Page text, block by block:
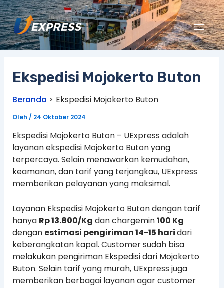
Lewati
ke
konten
Ekspedisi Mojokerto Buton
Beranda Ekspedisi Mojokerto Buton
Oleh / 24 Oktober 2024
Ekspedisi Mojokerto Buton – UExpress adalah
layanan ekspedisi Mojokerto Buton yang
terpercaya. Selain menawarkan kemudahan,
keamanan, dan tarif yang terjangkau, UExpress
memberikan pelayanan yang maksimal.
Layanan Ekspedisi Mojokerto Buton dengan tarif
hanya Rp 13.800/Kg dan chargemin100 Kg
dengan estimasi pengiriman 14-15 haridari
keberangkatan kapal. Customer sudah bisa
melakukan pengiriman Ekspedisi dari Mojokerto
Buton. Selain tarif yang murah, UExpress juga
memberikan berbagai layanan agar customer